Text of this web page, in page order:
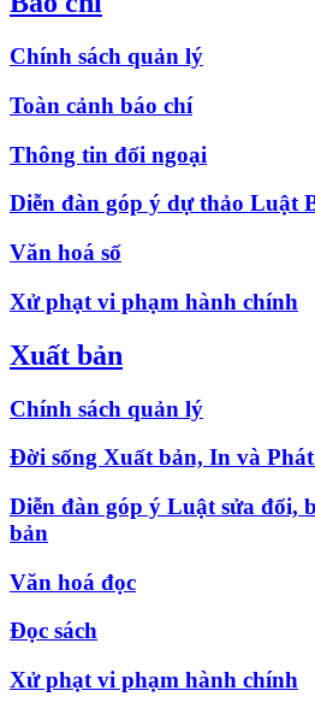
Chính sách quản lý
Toàn cảnh báo chí
Thông tin đối ngoại
Diễn đàn góp ý dự thảo Luật
Văn hoá số
Xử phạt vi phạm hành chính
Xuất bản
Chính sách quản lý
Đời sống Xuất bản, In và
Diễn đàn góp ý Luật sửa đổi,
bản
Văn hoá đọc
Đọc sách
Xử phạt vi phạm hành chính